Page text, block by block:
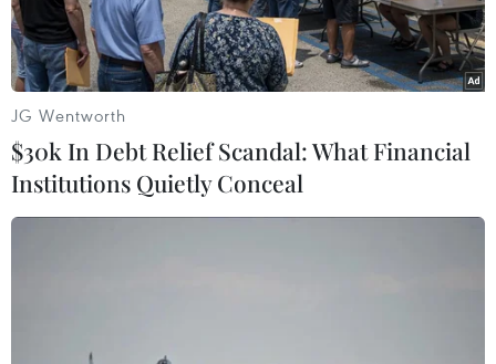
tượng hành nghề thầy cúng - với cáo buộc lạm
JG Wentworth
$30k In Debt Relief Scandal: What Financial
Institutions Quietly Conceal